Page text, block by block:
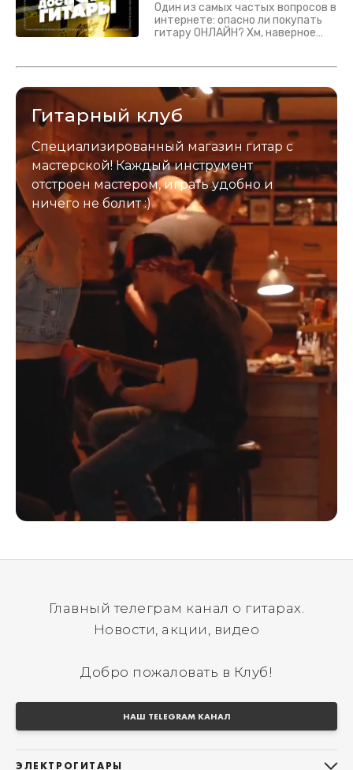
Один из самых частых вопросов в
интернете: опасно ли покупать
гитару ОНЛАЙН? Хм, наверное
застрахован. Случись что -
Гитарный клуб
Специализированный магазин гитар с
мастерской! Каждый инструмент
отстроен мастером, играть удобно и
ничего не болит :)
Главный телеграм канал о гитарах.
Новости, акции, видео
Добро пожаловать в Клуб!
НАШ TELEGRAM КАНАЛ
ЭЛЕКТРОГИТАРЫ